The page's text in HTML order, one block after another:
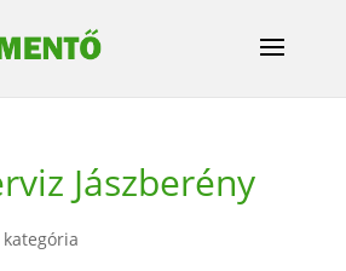
Jászberény
kategória